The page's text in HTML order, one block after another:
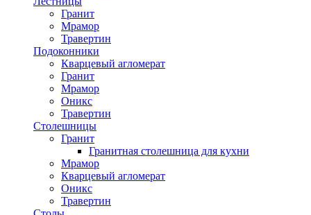
Гранит
Мрамор
Травертин
Подоконники
Кварцевый агломерат
Гранит
Мрамор
Оникс
Травертин
Столешницы
Гранит
Гранитная столешница для кухни
Мрамор
Кварцевый агломерат
Оникс
Травертин